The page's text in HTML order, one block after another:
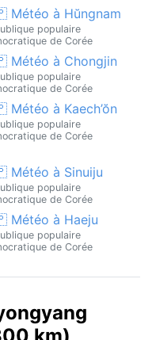
à Hŭngnam
populaire
de Corée
à Chongjin
populaire
de Corée
à Kaech’ŏn
populaire
de Corée
à Sinuiju
populaire
de Corée
à Haeju
populaire
de Corée